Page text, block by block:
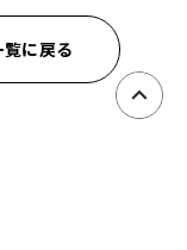
に戻る